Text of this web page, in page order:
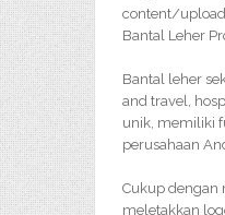
content/
Bantal Leher
Bantal leher
and travel,
unik, memiliki
perusahaan
Cukup dengan
meletakkan